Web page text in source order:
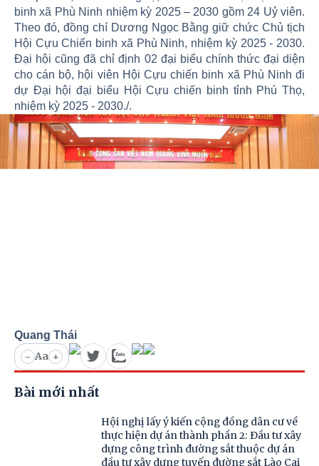
binh xã Phù Ninh nhiệm kỳ 2025 – 2030 gồm 24 Uỷ viên.
Theo đó, đồng chí Dương Ngọc Bằng giữ chức Chủ tịch
Hội Cựu Chiến binh xã Phù Ninh, nhiệm kỳ 2025 - 2030.
Đại hội cũng đã chỉ định 02 đại biểu chính thức đại diện
cho cán bộ, hội viên Hội Cựu chiến binh xã Phù Ninh đi
dự Đại hội đại biểu Hội Cựu chiến binh tỉnh Phú Thọ,
nhiệm kỳ 2025 - 2030./.
Quang Thái
- Aa +
Bài mới nhất
Hội nghị lấy ý kiến cộng đồng dân cư về
thực hiện dự án thành phần 2: Đầu tư xây
dựng công trình đường sắt thuộc dự án
đầu tư xây dựng tuyến đường sắt Lào Cai